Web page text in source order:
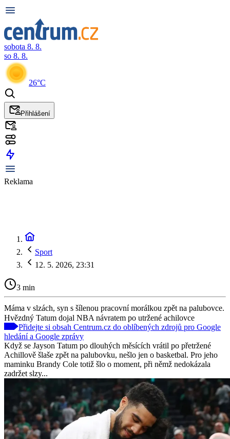
sobota 8. 8.
so 8. 8.
26°C
Přihlášení
Reklama
Sport
12. 5. 2026, 23:31
3 min
Máma v slzách, syn s šílenou pracovní morálkou zpět na palubovce.
Hvězdný Tatum dojal NBA návratem po utržené achilovce
Přidejte si obsah Centrum.cz do oblíbených zdrojů pro Google
hledání a Google zprávy
Když se Jayson Tatum po dlouhých měsících vrátil po přetržené
Achillově šlaše zpět na palubovku, nešlo jen o basketbal. Pro jeho
maminku Brandy Cole totiž šlo o moment, při němž nedokázala
zadržet slzy...